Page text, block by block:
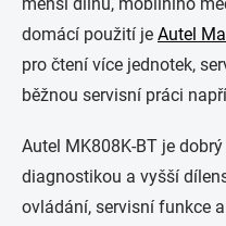
domácí použití je Autel
pro čtení více jednotek,
běžnou servisní práci
Autel MK808K-BT je
diagnostikou a vyšší
ovládání, servisní funkce